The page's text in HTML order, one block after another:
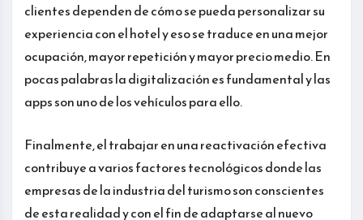
clientes dependen de cómo se pueda personalizar su
experiencia con el hotel y eso se traduce en una mejor
ocupación, mayor repetición y mayor precio medio. En
pocas palabras la digitalización es fundamental y las
apps son uno de los vehículos para ello.
Finalmente, el trabajar en una reactivación efectiva
contribuye a varios factores tecnológicos donde las
empresas de la industria del turismo son conscientes
de esta realidad y con el fin de adaptarse al nuevo